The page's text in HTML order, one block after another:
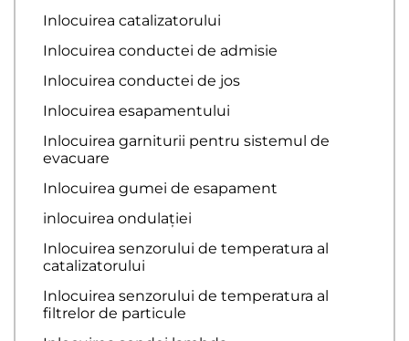
Inlocuirea catalizatorului
Inlocuirea conductei de admisie
Inlocuirea conductei de jos
Inlocuirea esapamentului
Inlocuirea garniturii pentru sistemul de
evacuare
Inlocuirea gumei de esapament
inlocuirea ondulației
Inlocuirea senzorului de temperatura al
catalizatorului
Inlocuirea senzorului de temperatura al
filtrelor de particule